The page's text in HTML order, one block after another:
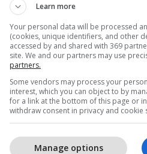
u bënë apel qytetarëve
në rrjetet sociale,
si dhe formave të tjera të
të përdoren për mashtrim
Prokuroria Themelore në
e krimeve kibernetike
janë përcaktuar si një
vitin 2026. /Telegrafi/
Learn more
Your personal data will be processed
(cookies, unique identifiers, and other
accessed by and shared with 369
site. We and our partners may use
partners.
Some vendors may process your
interest, which you can object to by
for a link at the bottom of this page or
withdraw consent in privacy and cookie
Manage options